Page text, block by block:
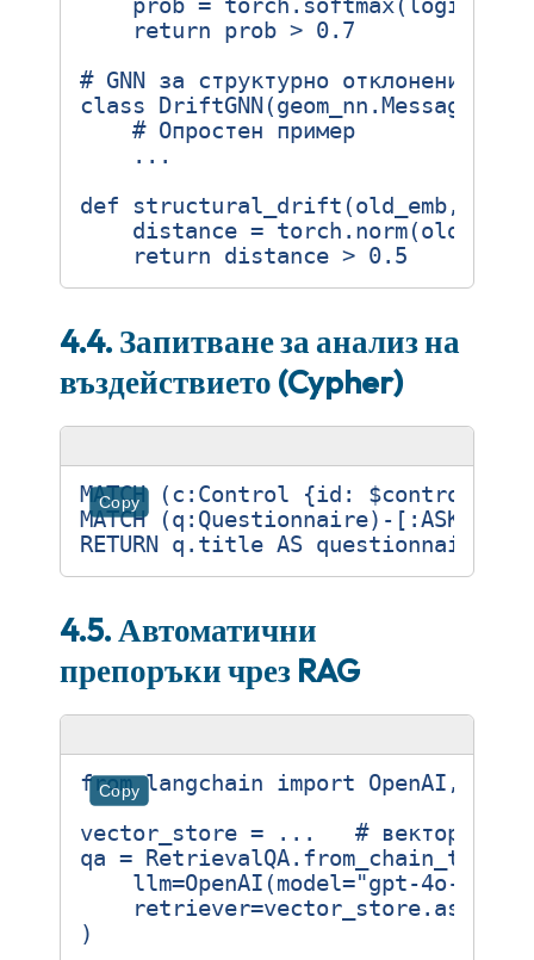
prob = torch . softmax ( logits
return
prob > 0.7
# GNN за структурно отклонение
class
DriftGNN (geom_nn .
# Опростен пример
...
def
structural_drift (old_emb,
distance = torch . norm(old_emb
return
distance > 0.5
4.4. Запитване за анализ на
въздействието (Cypher)
Copy
MATCH (c:Control {id:
MATCH (q:Questionnaire)-[:ASKS]-
4.5. Автоматични
препоръки чрез RAG
Copy
from langchain import OpenAI ,
vector_store = ...
# векторни
qa = RetrievalQA. from_chain_type
llm=OpenAI (model="gpt-4o-mini"
retriever=vector_store.
)